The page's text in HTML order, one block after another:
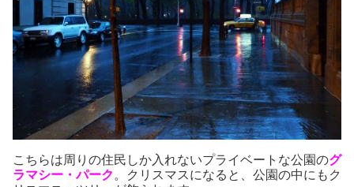
こちらは周りの住民しか入れないプライベートな公園のグ
ラマシー・パーク 。クリスマスになると、公園の中にもク